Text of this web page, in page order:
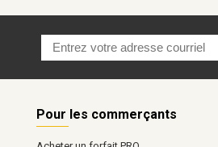
Pour les commerçants